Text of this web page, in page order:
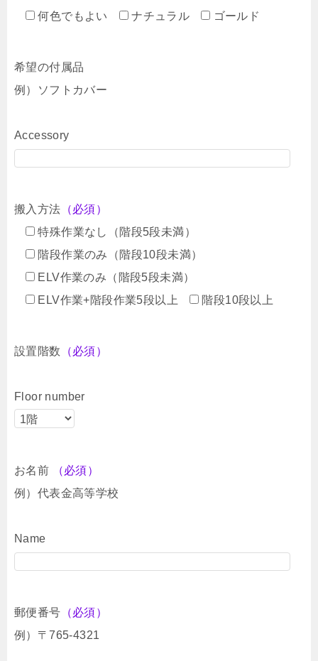
何色でもよい
ナチュラル ゴールド
希望の付属品
例）ソフトカバー
Accessory
搬入方法 （必須）
特殊作業なし（階段5段未満）
階段作業のみ（階段10段未満）
ELV作業のみ（階段5段未満）
ELV作業+階段作業5段以上
階段10段以上
設置階数 （必須）
Floor number
お名前
（必須）
例）代表金高等学校
Name
郵便番号 （必須）
例）〒765-4321